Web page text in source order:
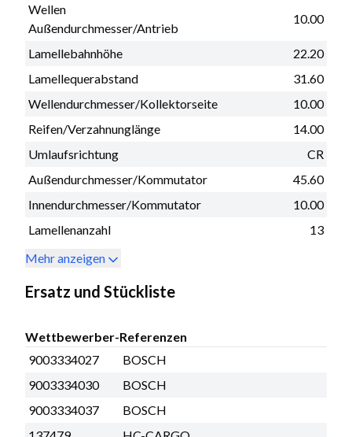
Wellen
Außendurchmesser/Antrieb
10.00
Lamellebahnhöhe
22.20
Lamellequerabstand
31.60
Wellendurchmesser/Kollektorseite
10.00
Reifen/Verzahnunglänge
14.00
Umlaufsrichtung
CR
Außendurchmesser/Kommutator
45.60
Innendurchmesser/Kommutator
10.00
Lamellenanzahl
13
Mehr anzeigen
Ersatz und Stückliste
Wettbewerber-Referenzen
9003334027
BOSCH
9003334030
BOSCH
9003334037
BOSCH